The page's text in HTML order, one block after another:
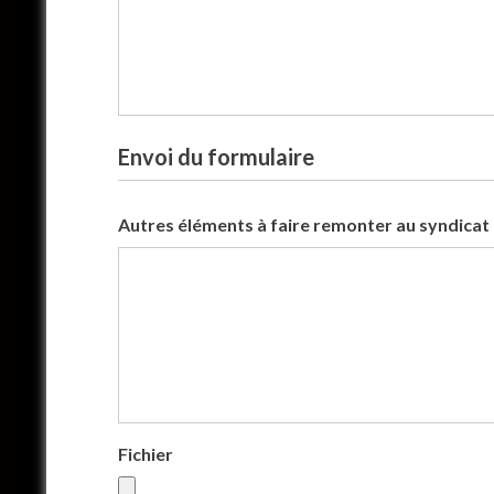
Envoi du formulaire
Autres éléments à faire remonter au syndicat
Fichier